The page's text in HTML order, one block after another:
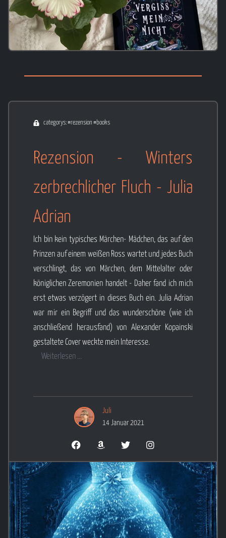
categorys: #rezension #books
Rezension - Winters
zerbrechlicher Fluch - Julia
Adrian
Ich bin kein typisches Märchen- Mädchen, das auf den
Prinzen auf einem weißen Ross wartet und jedes Buch
verschlingt, das von Märchen, dem Mittelalter oder
königlichen Zeremonien handelt - Daher fand ich mich
erst etwas verzögert in dieses Buch ein. Julia Adrian
war mir ein Begriff und das wunderschöne (wie ich
anschließend herausfand) von Alexander Kopainski
gestaltete Cover weckte mein Interesse.
Weiterlesen ...
Juli
14 Januar 2021